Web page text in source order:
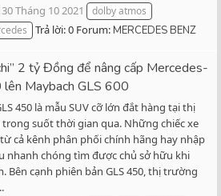
30 Tháng 10 2021
dolby atmos
Trả lời: 0 Forum:MERCEDES BENZ
2 tỷ Đồng để nâng cấp Mercedes-
Maybach GLS 600
450 là mẫu SUV cỡ lớn đắt hàng tại thị
suốt thời gian qua. Những chiếc xe
cả kênh phân phối chính hãng hay nhập
nhanh chóng tìm được chủ sở hữu khi
Bên cạnh phiên bản GLS 450, thị trường